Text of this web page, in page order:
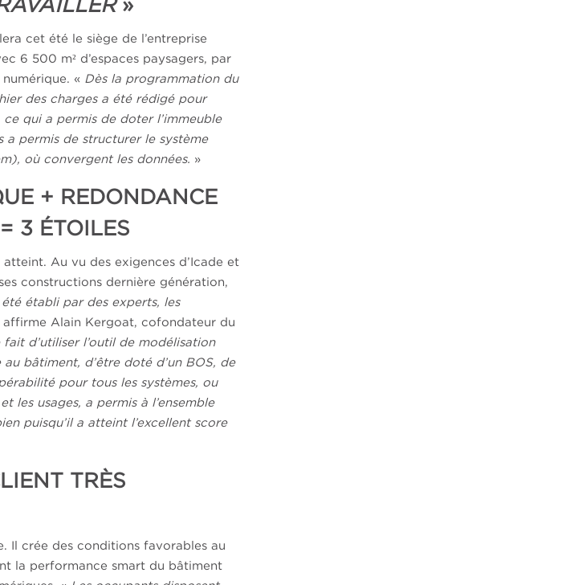
cet été le siège de l’entreprise
6 500 m² d’espaces paysagers, par
« Dès la programmation du
des charges a été rédigé pour
ce qui a permis de doter l’immeuble
a permis de structurer le système
où convergent les données. »
+ REDONDANCE
3 ÉTOILES
Au vu des exigences d’Icade et
constructions dernière génération,
établi par des experts, les
affirme Alain Kergoat, cofondateur du
fait d’utiliser l’outil de modélisation
bâtiment, d’être doté d’un BOS, de
pour tous les systèmes, ou
les usages, a permis à l’ensemble
puisqu’il a atteint l’excellent score
TRÈS
Il crée des conditions favorables au
la performance smart du bâtiment